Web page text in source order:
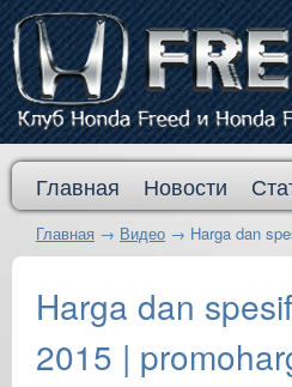
Главная Новости
Главная → Видео → Harga dan
Harga dan
2015 |